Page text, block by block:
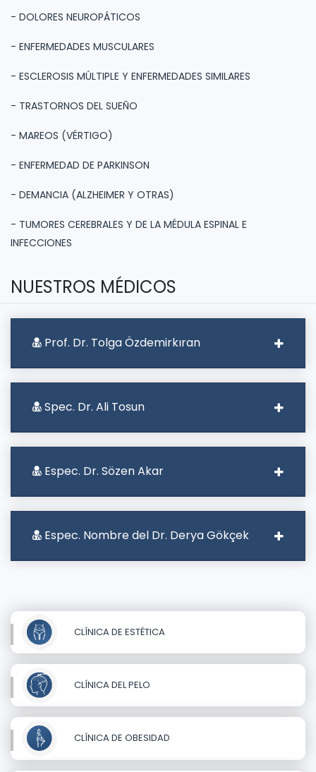
- DOLORES NEUROPÁTICOS
- ENFERMEDADES MUSCULARES
- ESCLEROSIS MÚLTIPLE Y ENFERMEDADES SIMILARES
- TRASTORNOS DEL SUEÑO
- MAREOS (VÉRTIGO)
- ENFERMEDAD DE PARKINSON
- DEMANCIA (ALZHEIMER Y OTRAS)
- TUMORES CEREBRALES Y DE LA MÉDULA ESPINAL E
INFECCIONES
NUESTROS MÉDICOS
Prof. Dr. Tolga Özdemirkıran
Spec. Dr. Ali Tosun
Espec. Dr. Sözen Akar
Espec. Nombre del Dr. Derya Gökçek
CLÍNICA DE ESTÉTICA
CLÍNICA DEL PELO
CLÍNICA DE OBESIDAD